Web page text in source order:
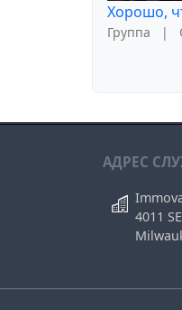
Хорошо,
Группа |
АДРЕС
4011